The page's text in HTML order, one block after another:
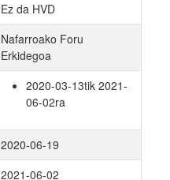
Ez da HVD
Nafarroako Foru
Erkidegoa
2020-03-13tik 2021-
06-02ra
2020-06-19
2021-06-02